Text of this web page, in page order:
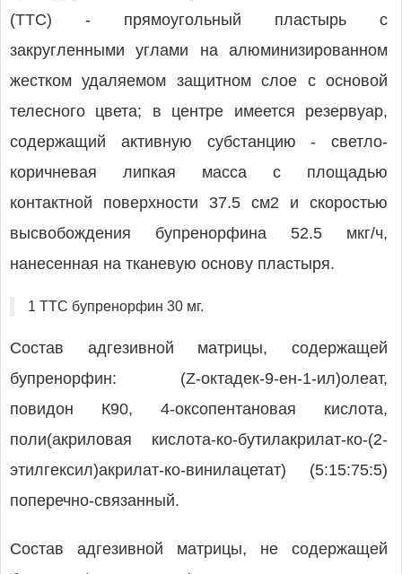
(ТТС) - прямоугольный пластырь с
закругленными углами на алюминизированном
жестком удаляемом защитном слое с основой
телесного цвета; в центре имеется резервуар,
содержащий активную субстанцию - светло-
коричневая липкая масса с площадью
контактной поверхности 37.5 см2 и скоростью
высвобождения бупренорфина 52.5 мкг/ч,
нанесенная на тканевую основу пластыря.
1 ТТС бупренорфин 30 мг.
Состав адгезивной матрицы, содержащей
бупренорфин: (Z-октадек-9-ен-1-ил)олеат,
повидон К90, 4-оксопентановая кислота,
поли(акриловая кислота-ко-бутилакрилат-ко-(2-
этилгексил)акрилат-ко-винилацетат) (5:15:75:5)
поперечно-связанный.
Состав адгезивной матрицы, не содержащей